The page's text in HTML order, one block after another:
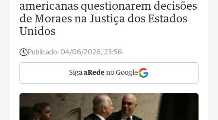
americanas questionarem decisões
de Moraes na Justiça dos Estados
Unidos
Publicado: 04/06/2026, 23:56
Siga aRede no Google